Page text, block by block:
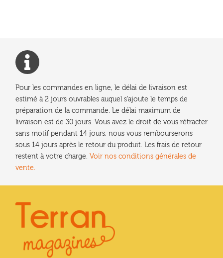
Pour les commandes en ligne, le délai de livraison est
estimé à 2 jours ouvrables auquel s'ajoute le temps de
préparation de la commande. Le délai maximum de
livraison est de 30 jours. Vous avez le droit de vous rétracter
sans motif pendant 14 jours, nous vous rembourserons
sous 14 jours après le retour du produit. Les frais de retour
restent à votre charge. Voir nos conditions générales de
vente.